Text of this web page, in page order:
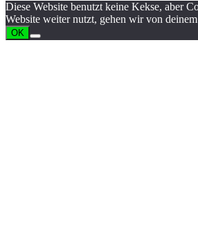
Diese Website benutzt keine Kekse, aber
Website weiter nutzt, gehen wir von
OK